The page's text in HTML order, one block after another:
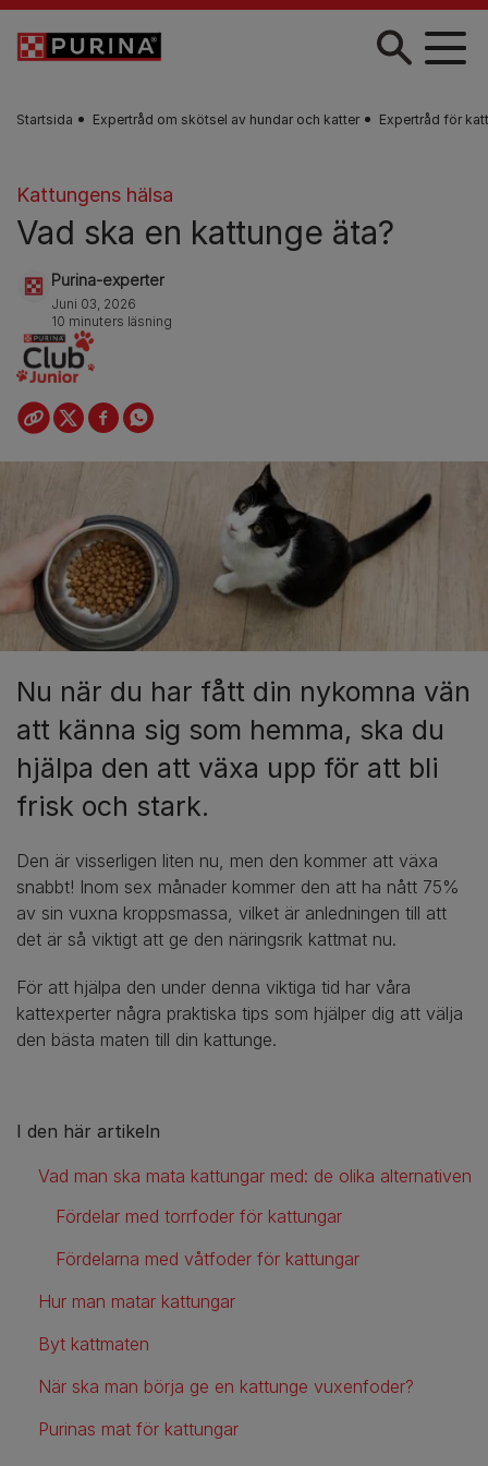
Skip to main content
Startsida Expertråd om skötsel av hundar och katter Expertråd för
Kattungens hälsa
Vad ska en kattunge äta?
Purina-experter
Juni 03, 2026
10 minuters läsning
Nu när du har fått din nykomna vän
att känna sig som hemma, ska du
hjälpa den att växa upp för att bli
frisk och stark.
Den är visserligen liten nu, men den kommer att växa
snabbt! Inom sex månader kommer den att ha nått 75%
av sin vuxna kroppsmassa, vilket är anledningen till att
det är så viktigt att ge den näringsrik kattmat nu.
För att hjälpa den under denna viktiga tid har våra
kattexperter några praktiska tips som hjälper dig att välja
den bästa maten till din kattunge.
I den här artikeln
Vad man ska mata kattungar med: de olika alternativen
Fördelar med torrfoder för kattungar
Fördelarna med våtfoder för kattungar
Hur man matar kattungar
Byt kattmaten
När ska man börja ge en kattunge vuxenfoder?
Purinas mat för kattungar